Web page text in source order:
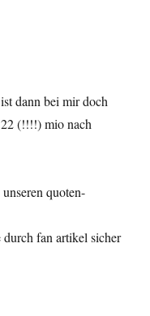
dann bei mir doch
(!!!!) mio nach
quoten-
fan artikel sicher